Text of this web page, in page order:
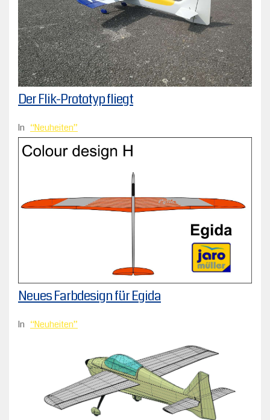
Der Flik-Prototyp fliegt
In Neuheiten
Neues Farbdesign für Egida
In Neuheiten